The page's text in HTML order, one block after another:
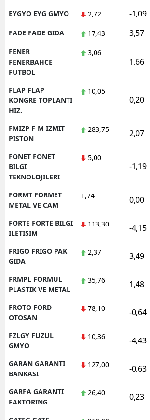
EYGYO EYG GMYO 2,72 -1,09
FADE FADE GIDA 17,43 3,57
FENER
FENERBAHCE
FUTBOL
3,06
1,66
FLAP FLAP
KONGRE TOPLANTI
HIZ.
10,05
0,20
FMIZP F-M IZMIT
PISTON
283,75 2,07
FONET FONET
BILGI
TEKNOLOJILERI
5,00
-1,19
FORMT FORMET
METAL VE CAM
1,74 0,00
FORTE FORTE BILGI
ILETISIM
113,30 -4,15
FRIGO FRIGO PAK
GIDA
2,37 3,49
FRMPL FORMUL
PLASTIK VE METAL
35,76 1,48
FROTO FORD
OTOSAN
78,10 -0,64
FZLGY FUZUL
GMYO
10,36 -4,43
GARAN GARANTI
BANKASI
127,00 -0,63
GARFA GARANTI
FAKTORING
26,40 0,23